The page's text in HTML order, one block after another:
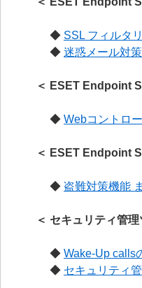
◆ SSL フィルタ
◆ 迷惑メール対
＜ ESET Endpoint
◆ Webコントロ
＜ ESET Endpoint
◆ 盗難対策機能
＜ セキュリティ管
◆ Wake-Up calls
◆ セキュリティ